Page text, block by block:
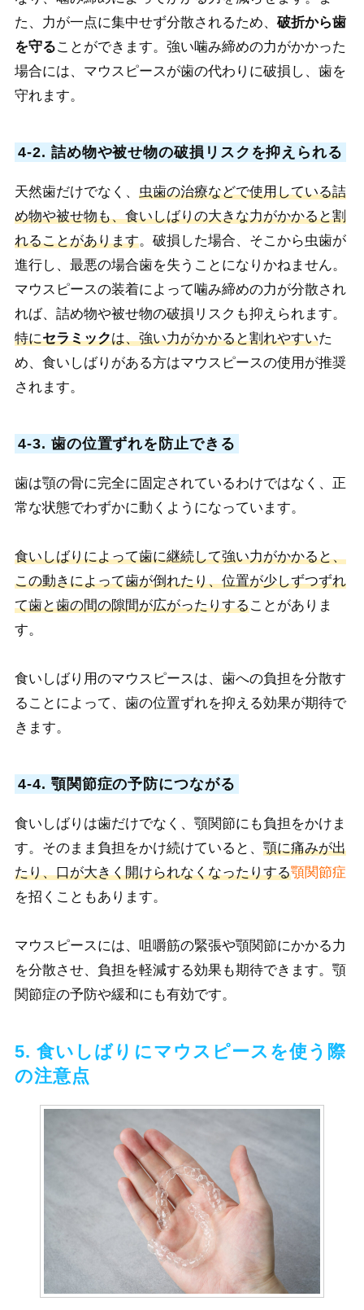
た、力が一点に集中せず分散されるため、 破折から歯
を守ることができます。強い噛み締めの力がかかった
場合には、マウスピースが歯の代わりに破損し、歯を
守れます。
4-2. 詰め物や被せ物の破損リスクを抑えられる
天然歯だけでなく、 虫歯の治療などで使用している詰
め物や被せ物も、食いしばりの大きな力がかかると割
れることがあります。破損した場合、そこから虫歯が
進行し、最悪の場合歯を失うことになりかねません。
マウスピースの装着によって噛み締めの力が分散され
れば、詰め物や被せ物の破損リスクも抑えられます。
特にセラミックは、強い力がかかると割れやすいた
め、 食いしばりがある方はマウスピースの使用が推奨
されます。
4-3. 歯の位置ずれを防止できる
歯は顎の骨に完全に固定されているわけではなく、正
常な状態でわずかに動くようになっています。
食いしばりによって歯に継続して強い力がかかると、
この動きによって歯が倒れたり、位置が少しずつずれ
て歯と歯の間の隙間が広がったりすることがありま
す。
食いしばり用のマウスピースは、歯への負担を分散す
ることによって、歯の位置ずれを抑える効果が期待で
きます。
4-4. 顎関節症の予防につながる
食いしばりは歯だけでなく、顎関節にも負担をかけま
す。そのまま負担をかけ続けていると、 顎に痛みが出
たり、口が大きく開けられなくなったりする顎関節症
を招くこともあります。
マウスピースには、咀嚼筋の緊張や顎関節にかかる力
を分散させ、負担を軽減する効果も期待できます。顎
関節症の予防や緩和にも有効です。
5. 食いしばりにマウスピースを使う際
の注意点